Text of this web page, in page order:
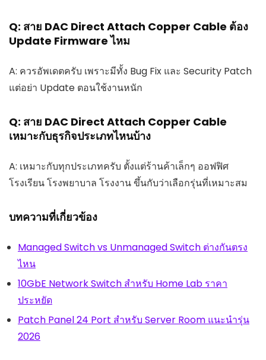
Q: สาย DAC Direct Attach Copper Cable ต้อง
Update Firmware ไหม
A: ควรอัพเดตครับ เพราะมีทั้ง Bug Fix และ Security Patch
แต่อย่า Update ตอนใช้งานหนัก
Q: สาย DAC Direct Attach Copper Cable
เหมาะกับธุรกิจประเภทไหนบ้าง
A: เหมาะกับทุกประเภทครับ ตั้งแต่ร้านค้าเล็กๆ ออฟฟิศ
โรงเรียน โรงพยาบาล โรงงาน ขึ้นกับว่าเลือกรุ่นที่เหมาะสม
บทความที่เกี่ยวข้อง
Managed Switch vs Unmanaged Switch ต่างกันตรง
ไหน
10GbE Network Switch สำหรับ Home Lab ราคา
ประหยัด
Patch Panel 24 Port สำหรับ Server Room แนะนำรุ่น
2026